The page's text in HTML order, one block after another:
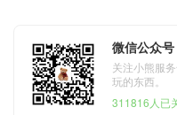
微信公众
关注小熊服
玩的东西。
311816人已